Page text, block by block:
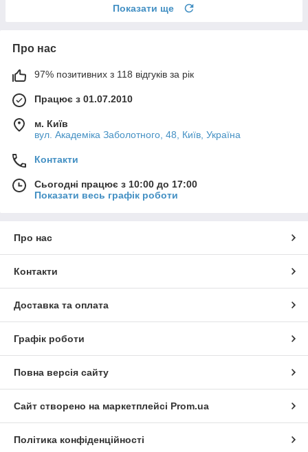
Показати ще
Про нас
97% позитивних з 118 відгуків за рік
Працює з 01.07.2010
м. Київ
вул. Академіка Заболотного, 48, Київ, Україна
Контакти
Сьогодні працює з 10:00 до 17:00
Показати весь графік роботи
Про нас
Контакти
Доставка та оплата
Графік роботи
Повна версія сайту
Сайт створено на маркетплейсі Prom.ua
Політика конфіденційності